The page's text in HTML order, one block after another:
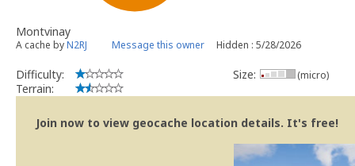
Montvinay
A cache byN2RJ Message this owner Hidden : 5/28/2026
Difficulty:
Terrain:
Size: (micro)
Join now to view geocache location details. It's free!